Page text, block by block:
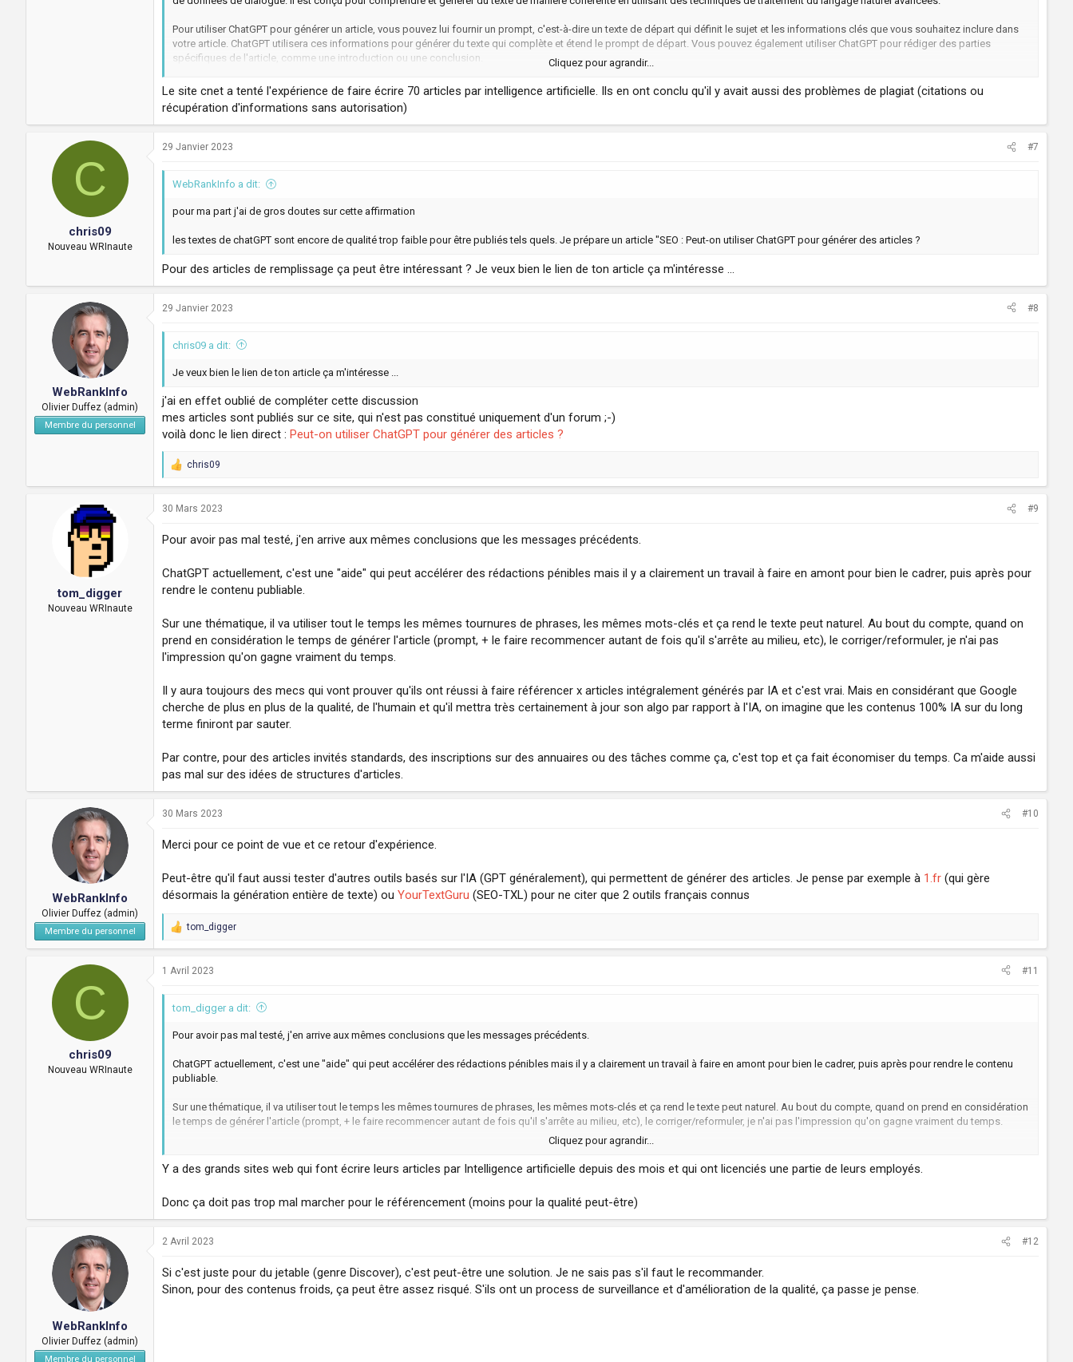
Pour utiliser ChatGPT pour générer un article, vous pouvez lui fournir un prompt, c'est-à-dire un texte de départ qui définit le sujet et les informations clés que vous souhaitez inclure dans
votre article. ChatGPT utilisera ces informations pour générer du texte qui complète et étend le prompt de départ. Vous pouvez également utiliser ChatGPT pour rédiger des parties
spécifiques de l'article, comme une introduction ou une conclusion.
Il est important de noter que, bien que ChatGPT soit capable de générer du texte de manière cohérente, il ne peut pas remplacer un rédacteur professionnel. Il est recommandé de relire et
de corriger le texte généré par ChatGPT avant de l'utiliser dans un contexte professionnel ou public.
Cliquez pour agrandir...
Le site cnet a tenté l'expérience de faire écrire 70 articles par intelligence artificielle. Ils en ont conclu qu'il y avait aussi des problèmes de plagiat (citations ou
récupération d'informations sans autorisation)
C
chris09
Nouveau WRInaute
29 Janvier 2023 #7
WebRankInfo a dit:
pour ma part j'ai de gros doutes sur cette affirmation
les textes de chatGPT sont encore de qualité trop faible pour être publiés tels quels. Je prépare un article "SEO : Peut-on utiliser ChatGPT pour générer des articles ?
Pour des articles de remplissage ça peut être intéressant ? Je veux bien le lien de ton article ça m'intéresse ...
WebRankInfo
Olivier Duffez (admin)
Membre du personnel
29 Janvier 2023 #8
chris09 a dit:
Je veux bien le lien de ton article ça m'intéresse ...
j'ai en effet oublié de compléter cette discussion
mes articles sont publiés sur ce site, qui n'est pas constitué uniquement d'un forum ;-)
voilà donc le lien direct : Peut-on utiliser ChatGPT pour générer des articles ?
R
c
o
s
chris09
tom_digger
Nouveau WRInaute
30 Mars 2023 #9
Pour avoir pas mal testé, j'en arrive aux mêmes conclusions que les messages précédents.
ChatGPT actuellement, c'est une "aide" qui peut accélérer des rédactions pénibles mais il y a clairement un travail à faire en amont pour bien le cadrer, puis après pour
rendre le contenu publiable.
Sur une thématique, il va utiliser tout le temps les mêmes tournures de phrases, les mêmes mots-clés et ça rend le texte peut naturel. Au bout du compte, quand on
prend en considération le temps de générer l'article (prompt, + le faire recommencer autant de fois qu'il s'arrête au milieu, etc), le corriger/reformuler, je n'ai pas
l'impression qu'on gagne vraiment du temps.
Il y aura toujours des mecs qui vont prouver qu'ils ont réussi à faire référencer x articles intégralement générés par IA et c'est vrai. Mais en considérant que Google
cherche de plus en plus de la qualité, de l'humain et qu'il mettra très certainement à jour son algo par rapport à l'IA, on imagine que les contenus 100% IA sur du long
terme finiront par sauter.
Par contre, pour des articles invités standards, des inscriptions sur des annuaires ou des tâches comme ça, c'est top et ça fait économiser du temps. Ca m'aide aussi
pas mal sur des idées de structures d'articles.
WebRankInfo
Olivier Duffez (admin)
Membre du personnel
30 Mars 2023 #10
Merci pour ce point de vue et ce retour d'expérience.
Peut-être qu'il faut aussi tester d'autres outils basés sur l'IA (GPT généralement), qui permettent de générer des articles. Je pense par exemple à 1.fr (qui gère
désormais la génération entière de texte) ou YourTextGuru (SEO-TXL) pour ne citer que 2 outils français connus
R
c
o
s
tom_digger
C
chris09
Nouveau WRInaute
1 Avril 2023 #11
tom_digger a dit:
Pour avoir pas mal testé, j'en arrive aux mêmes conclusions que les messages précédents.
ChatGPT actuellement, c'est une "aide" qui peut accélérer des rédactions pénibles mais il y a clairement un travail à faire en amont pour bien le cadrer, puis après pour rendre le contenu
publiable.
Sur une thématique, il va utiliser tout le temps les mêmes tournures de phrases, les mêmes mots-clés et ça rend le texte peut naturel. Au bout du compte, quand on prend en considération
le temps de générer l'article (prompt, + le faire recommencer autant de fois qu'il s'arrête au milieu, etc), le corriger/reformuler, je n'ai pas l'impression qu'on gagne vraiment du temps.
Il y aura toujours des mecs qui vont prouver qu'ils ont réussi à faire référencer x articles intégralement générés par IA et c'est vrai. Mais en considérant que Google cherche de plus en plus
de la qualité, de l'humain et qu'il mettra très certainement à jour son algo par rapport à l'IA, on imagine que les contenus 100% IA sur du long terme finiront par sauter.
idées de structures d'articles.
Cliquez pour agrandir...
Y a des grands sites web qui font écrire leurs articles par Intelligence artificielle depuis des mois et qui ont licenciés une partie de leurs employés.
Donc ça doit pas trop mal marcher pour le référencement (moins pour la qualité peut-être)
WebRankInfo
Olivier Duffez (admin)
Membre du personnel
2 Avril 2023 #12
Si c'est juste pour du jetable (genre Discover), c'est peut-être une solution. Je ne sais pas s'il faut le recommander.
Sinon, pour des contenus froids, ça peut être assez risqué. S'ils ont un process de surveillance et d'amélioration de la qualité, ça passe je pense.